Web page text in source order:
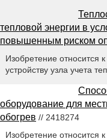
тепловой энергии в
повышенным риском
Изобретение относится
устройству узла учета
оборудование для
обогрев // 2418274
Изобретение относится